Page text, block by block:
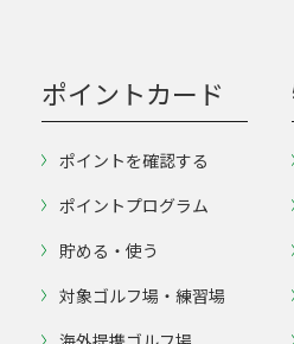
ポイントカード
ポイントを確認する
ポイントプログラム
貯める・使う
対象ゴルフ場・練習場